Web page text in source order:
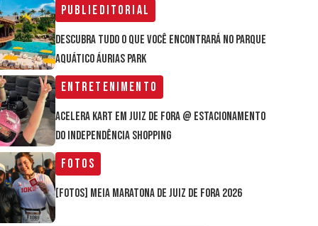
Publieditorial
Descubra tudo o que você encontrará no parque
aquático Áurias Park
Entretenimento
Acelera Kart em Juiz de Fora @ estacionamento
do Independência Shopping
Fotos
[FOTOS] Meia Maratona de Juiz de Fora 2026